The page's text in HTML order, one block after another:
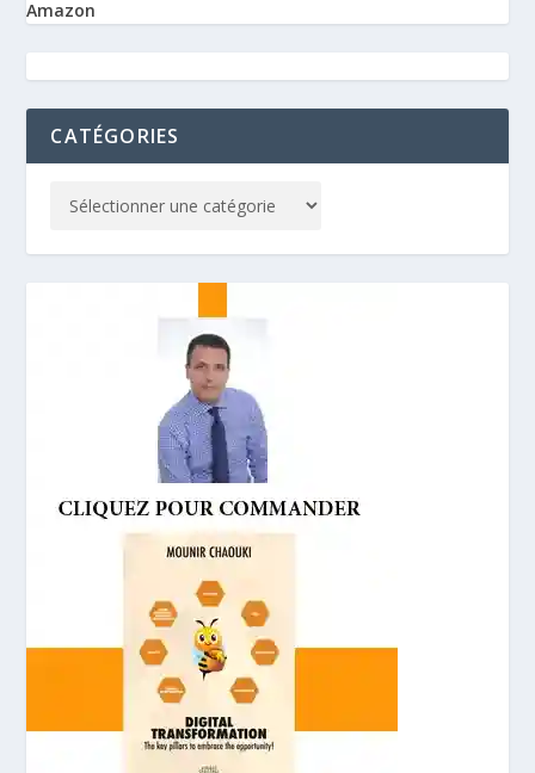
Amazon
CATÉGORIES